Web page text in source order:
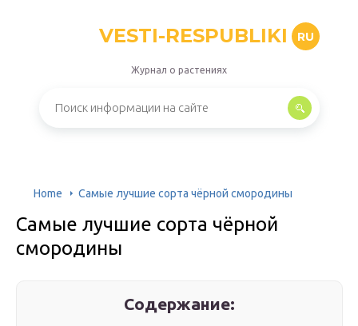
VESTI-RESPUBLIKI RU
Журнал о растениях
Home Самые лучшие сорта чёрной смородины
Самые лучшие сорта чёрной
смородины
Содержание: